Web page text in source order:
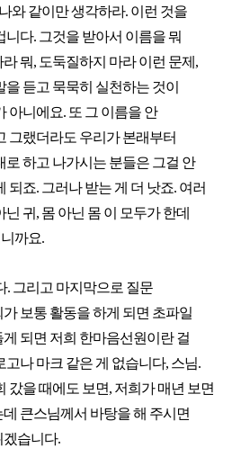
와 같이만 생각하라. 이런 것을
다. 그것을 받아서 이름을 뭐
뭐, 도둑질하지 마라 이런 문제,
듣고 묵묵히 실천하는 것이
아니에요. 또 그 이름을 안
그랬더라도 우리가 본래부터
로 하고 나가시는 분들은 그걸 안
되죠. 그러나 받는 게 더 낫죠. 여러
닌 귀, 몸 아닌 몸 이 모두가 한데
까요.
. 그리고 마지막으로 질문
보통 활동을 하게 되면 초파일
되면 저희 한마음선원이란 걸
나 마크 같은 게 없습니다, 스님.
갔을 때에도 보면, 저희가 매년 보면
큰스님께서 바탕을 해 주시면
겠습니다.